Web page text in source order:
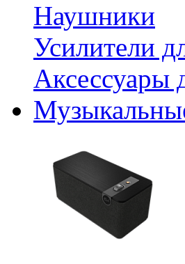
Наушники
Усилители
Аксессуары